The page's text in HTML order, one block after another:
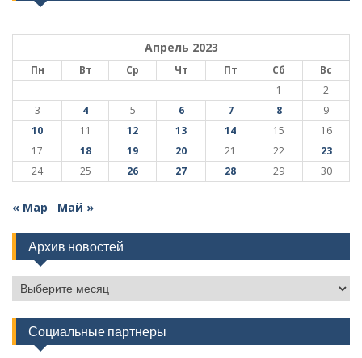
Апрель 2023
Пн Вт Ср Чт Пт Сб
Вс
1
2
3
4 5 6 7 8
9
10
11 12 13 14 15
16
17
18 19 20 21 22
23
24
25 26 27 28 29 30
« Мар Май »
Архив новостей
Архив
новостей
Социальные партнеры